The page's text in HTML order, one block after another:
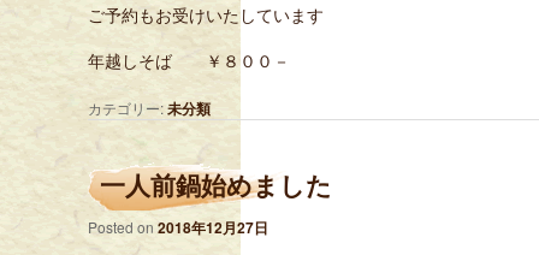
ご予約もお受けいたしています
年越しそば ￥８００－
カテゴリー:未分類
一人前鍋始めました
Posted on2018年12月27日